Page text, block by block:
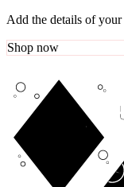
Add the details of
Shop now